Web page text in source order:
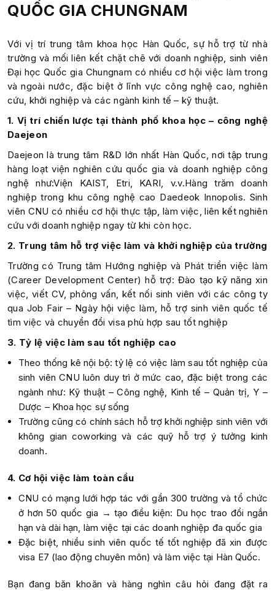
QUỐC GIA CHUNGNAM
Với vị trí trung tâm khoa học Hàn Quốc, sự hỗ trợ từ nhà
trường và mối liên kết chặt chẽ với doanh nghiệp, sinh viên
Đại học Quốc gia Chungnam có nhiều cơ hội việc làm trong
và ngoài nước, đặc biệt ở lĩnh vực công nghệ cao, nghiên
cứu, khởi nghiệp và các ngành kinh tế – kỹ thuật.
1. Vị trí chiến lược tại thành phố khoa học – công nghệ
Daejeon
Daejeon là trung tâm R&D lớn nhất Hàn Quốc, nơi tập trung
hàng loạt viện nghiên cứu quốc gia và doanh nghiệp công
nghệ như:Viện KAIST, Etri, KARI, v.v.Hàng trăm doanh
nghiệp trong khu công nghệ cao Daedeok Innopolis. Sinh
viên CNU có nhiều cơ hội thực tập, làm việc, liên kết nghiên
cứu với doanh nghiệp ngay từ khi còn học.
2. Trung tâm hỗ trợ việc làm và khởi nghiệp của trường
Trường có Trung tâm Hướng nghiệp và Phát triển việc làm
(Career Development Center) hỗ trợ: Đào tạo kỹ năng xin
việc, viết CV, phỏng vấn, kết nối sinh viên với các công ty
qua Job Fair – Ngày hội việc làm, hỗ trợ sinh viên quốc tế
tìm việc và chuyển đổi visa phù hợp sau tốt nghiệp
3. Tỷ lệ việc làm sau tốt nghiệp cao
Theo thống kê nội bộ: tỷ lệ có việc làm sau tốt nghiệp của
sinh viên CNU luôn duy trì ở mức cao, đặc biệt trong các
ngành như: Kỹ thuật – Công nghệ, Kinh tế – Quản trị, Y –
Dược – Khoa học sự sống
Trường cũng có chính sách hỗ trợ khởi nghiệp sinh viên với
không gian coworking và các quỹ hỗ trợ ý tưởng kinh
doanh.
4. Cơ hội việc làm toàn cầu
CNU có mạng lưới hợp tác với gần 300 trường và tổ chức
ở hơn 50 quốc gia → tạo điều kiện: Du học trao đổi ngắn
hạn và dài hạn, làm việc tại các doanh nghiệp đa quốc gia
Đặc biệt, nhiều sinh viên quốc tế tốt nghiệp đã xin được
visa E7 (lao động chuyên môn) và làm việc tại Hàn Quốc.
Bạn đang băn khoăn và hàng nghìn câu hỏi đang đặt ra